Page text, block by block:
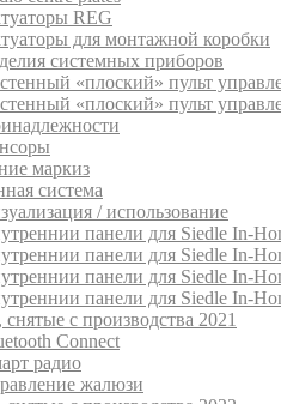
REG
для монтажной коробки
системных приборов
«плоский» пульт
«плоский» пульт
маркиз
система
/ использование
панели для Siedle In-
панели для Siedle In-
панели для Siedle In-
панели для Siedle In-
с производства 2021
Connect
радио
жалюзи